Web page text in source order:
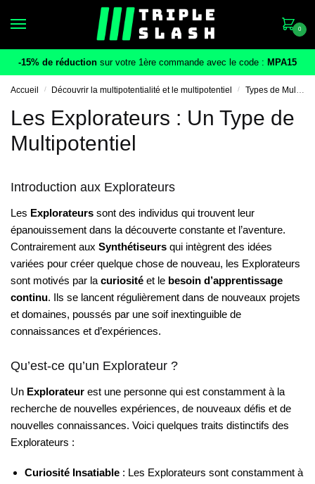
0
-15% de réduction sur votre 1ère commande avec le code : MPA15
Accueil / Découvrir la multipotentialité et le multipotentiel / Types de Multipotentiels : Découvrez Quel Type de Multipotentiel Vous Êtes
Les Explorateurs : Un Type de
Multipotentiel
Introduction aux Explorateurs
Les Explorateurs sont des individus qui trouvent leur
épanouissement dans la découverte constante et l’aventure.
Contrairement aux Synthétiseurs qui intègrent des idées
variées pour créer quelque chose de nouveau, les Explorateurs
sont motivés par la curiosité et le besoin d’apprentissage
continu. Ils se lancent régulièrement dans de nouveaux projets
et domaines, poussés par une soif inextinguible de
connaissances et d’expériences.
Qu’est-ce qu’un Explorateur ?
Un Explorateur est une personne qui est constamment à la
recherche de nouvelles expériences, de nouveaux défis et de
nouvelles connaissances. Voici quelques traits distinctifs des
Explorateurs :
Curiosité Insatiable : Les Explorateurs sont constamment à